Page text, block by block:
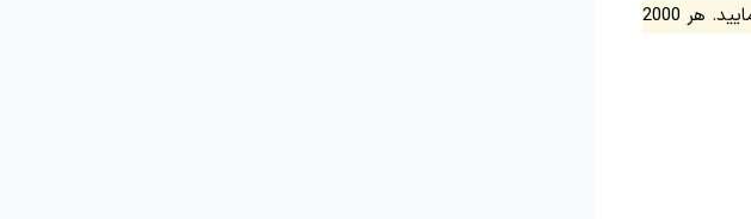
می باشد که به ازای دلار تراکنش 1 امتیاز دریافت می نمایید. هر 2000